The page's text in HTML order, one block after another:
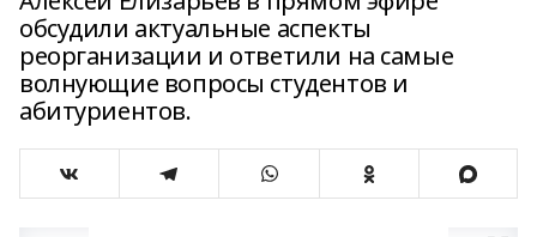
обсудили актуальные аспекты
реорганизации и ответили на самые
волнующие вопросы студентов и
абитуриентов.